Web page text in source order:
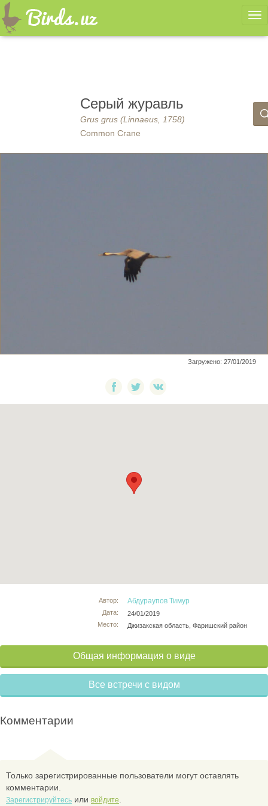
Серый журавль
Grus grus (Linnaeus, 1758)
Common Crane
Загружено: 27/01/2019
Автор:
Дата:
Место:
Абдураупов Тимур
24/01/2019
Джизакская область, Фаришский район
Общая информация о виде
Все встречи с видом
Комментарии
Только зарегистрированные пользователи могут оставлять
комментарии.
Зарегистрируйтесь или войдите